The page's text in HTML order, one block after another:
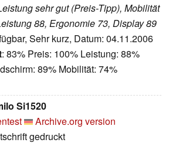
sehr gut (Preis-Tipp), Mobilität
88, Ergonomie 73, Display 89
Sehr kurz, Datum: 04.11.2006
: 83% Preis: 100% Leistung: 88%
89% Mobilität: 74%
Si1520
Archive.org version
gedruckt